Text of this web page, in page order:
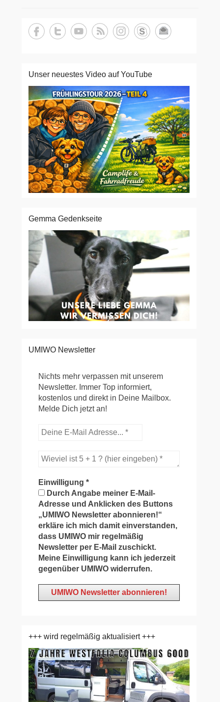
Unser neuestes Video auf YouTube
Gemma Gedenkseite
UMIWO Newsletter
Nichts mehr verpassen mit unserem
Newsletter. Immer Top informiert,
kostenlos und direkt in Deine Mailbox.
Melde Dich jetzt an!
Einwilligung*
Durch Angabe meiner E-Mail-
Adresse und Anklicken des Buttons
„UMIWO Newsletter abonnieren!“
erkläre ich mich damit einverstanden,
dass UMIWO mir regelmäßig
Newsletter per E-Mail zuschickt.
Meine Einwilligung kann ich jederzeit
gegenüber UMIWO widerrufen.
+++ wird regelmäßig aktualisiert +++